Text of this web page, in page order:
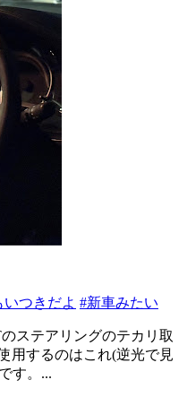
いつきだよ #新車みたい
ステアリングのテカリ取
用するのはこれ(逆光で見
す。...